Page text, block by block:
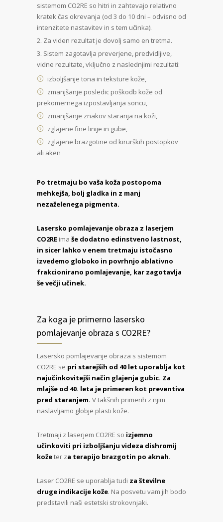
sistemom CO2RE so hitri in zahtevajo relativno
kratek čas okrevanja (od 3 do 10 dni – odvisno od
intenzitete nastavitev in s tem učinka).
Za viden rezultat je dovolj samo en tretma.
Sistem zagotavlja preverjene, predvidljive,
vidne rezultate, vključno z naslednjimi rezultati:
izboljšanje tona in teksture kože,
zmanjšanje posledic poškodb kože od
prekomernega izpostavljanja soncu,
zmanjšanje znakov staranja na koži,
zglajene fine linije in gube,
zglajene brazgotine od kirurških postopkov
ali aken
Po tretmaju bo vaša koža postopoma
mehkejša, bolj gladka in z manj
nezaželenega pigmenta.
Lasersko pomlajevanje obraza z laserjem
CO2RE ima še dodatno edinstveno lastnost,
in sicer lahko v enem tretmaju istočasno
izvedemo globoko in povrhnjo ablativno
frakcionirano pomlajevanje, kar zagotavlja
še večji učinek.
Za koga je primerno lasersko
pomlajevanje obraza s CO2RE?
Lasersko pomlajevanje obraza s sistemom
CO2RE se pri starejših od 40 let uporablja kot
najučinkovitejši način glajenja gubic. Za
mlajše od 40. leta je primeren kot preventiva
pred staranjem. V takšnih primerih z njim
naslavljamo globje plasti kože.
Tretmaji z laserjem CO2RE so izjemno
učinkoviti pri izboljšanju videza dishromij
kožeter za terapijo brazgotin po aknah.
Laser CO2RE se uporablja tudi za številne
druge indikacije kože. Na posvetu vam jih bodo
predstavili naši estetski strokovnjaki.